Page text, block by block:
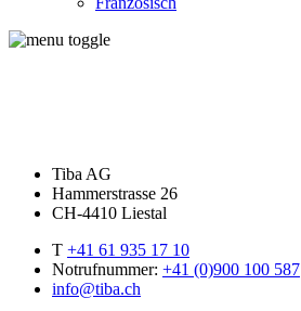
Tiba AG
Hammerstrasse 26
CH-4410 Liestal
T +41 61 935 17 10
Notrufnummer: +41 (0)900 100 587
info@tiba.ch